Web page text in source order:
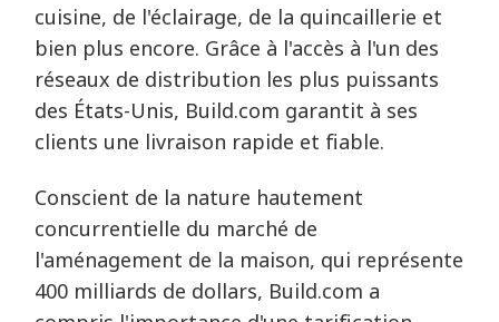
cuisine, de l'éclairage, de la quincaillerie et
bien plus encore. Grâce à l'accès à l'un des
réseaux de distribution les plus puissants
des États-Unis, Build.com garantit à ses
clients une livraison rapide et fiable.
Conscient de la nature hautement
concurrentielle du marché de
l'aménagement de la maison, qui représente
400 milliards de dollars, Build.com a